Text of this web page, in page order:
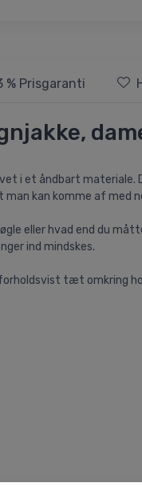
% Prisgaranti
i et åndbart
kan komme af med
eller hvad end du
ind mindskes.
tæt omkring